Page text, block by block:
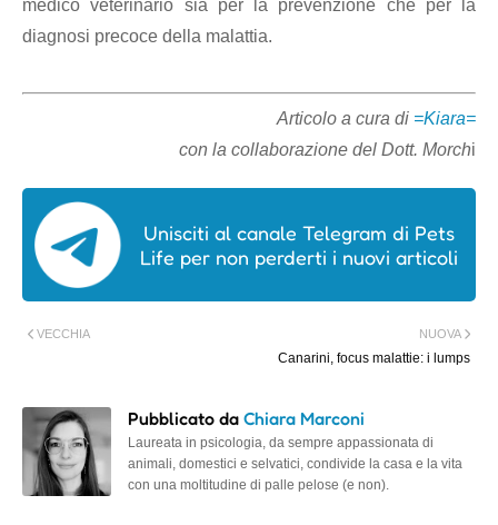
medico veterinario sia per la prevenzione che per la
diagnosi precoce della malattia.
Articolo a cura di =Kiara=
con la collaborazione del Dott. Morchi
Unisciti al canale Telegram di Pets
Life per non perderti i nuovi articoli
NUOVA
Canarini, focus malattie: i lumps
VECCHIA
Pubblicato da Chiara Marconi
Laureata in psicologia, da sempre appassionata di
animali, domestici e selvatici, condivide la casa e la vita
con una moltitudine di palle pelose (e non).